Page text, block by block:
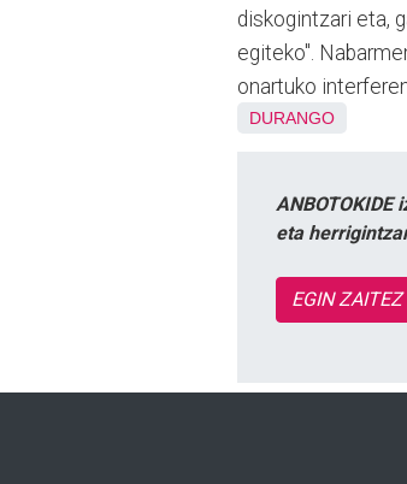
diskogintzari eta,
egiteko".
onartuko
DURANGO
eta
EGIN ZAITEZ